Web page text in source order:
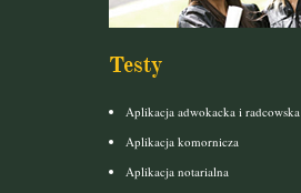
Testy
Aplikacja adwokacka i radcowska
Aplikacja komornicza
Aplikacja notarialna